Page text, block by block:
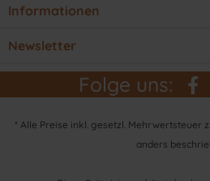
Informationen
Newsletter
Folge uns:
* Alle Preise inkl. gesetzl. Mehrwertsteuer
anders